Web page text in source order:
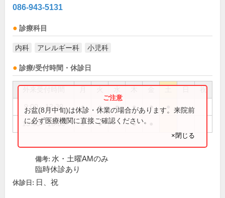
086-943-5131
診療科目
内科 アレルギー科 小児科
診療/受付時間・休診日
祝
9:00～12:30 ● ● ● ● ●
15:00～18:00 ● ● ●
お盆(8月中旬)は休診・休業の場合があります。来院前
に必ず医療機関に直接ご確認ください。
×閉じる
備考: 水・土曜AMのみ
臨時休診あり
休診日: 日、祝